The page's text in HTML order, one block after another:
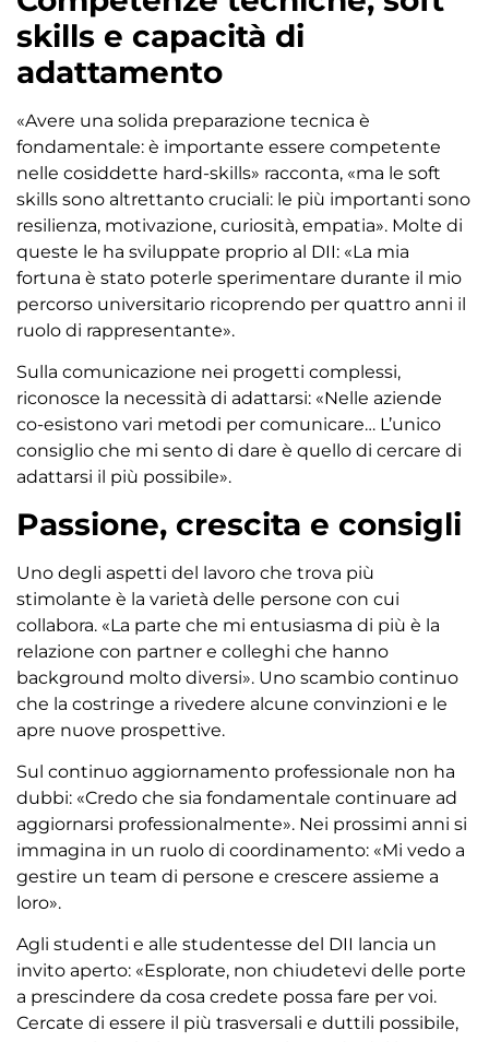
skills e capacità di
adattamento
«Avere una solida preparazione tecnica è
fondamentale: è importante essere competente
nelle cosiddette hard-skills» racconta, «ma le soft
skills sono altrettanto cruciali: le più importanti sono
resilienza, motivazione, curiosità, empatia». Molte di
queste le ha sviluppate proprio al DII: «La mia
fortuna è stato poterle sperimentare durante il mio
percorso universitario ricoprendo per quattro anni il
ruolo di rappresentante».
Sulla comunicazione nei progetti complessi,
riconosce la necessità di adattarsi: «Nelle aziende
co-esistono vari metodi per comunicare… L’unico
consiglio che mi sento di dare è quello di cercare di
adattarsi il più possibile».
Passione, crescita e consigli
Uno degli aspetti del lavoro che trova più
stimolante è la varietà delle persone con cui
collabora. «La parte che mi entusiasma di più è la
relazione con partner e colleghi che hanno
background molto diversi». Uno scambio continuo
che la costringe a rivedere alcune convinzioni e le
apre nuove prospettive.
Sul continuo aggiornamento professionale non ha
dubbi: «Credo che sia fondamentale continuare ad
aggiornarsi professionalmente». Nei prossimi anni si
immagina in un ruolo di coordinamento: «Mi vedo a
gestire un team di persone e crescere assieme a
loro».
Agli studenti e alle studentesse del DII lancia un
invito aperto: «Esplorate, non chiudetevi delle porte
a prescindere da cosa credete possa fare per voi.
Cercate di essere il più trasversali e duttili possibile,